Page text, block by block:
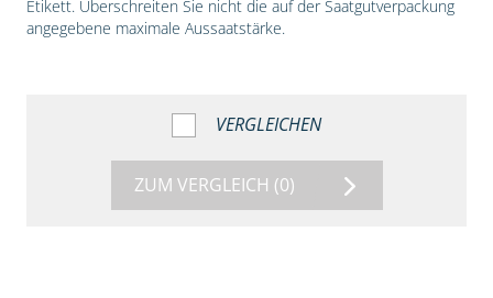
Etikett. Überschreiten Sie nicht die auf der Saatgutverpackung
angegebene maximale Aussaatstärke.
VERGLEICHEN
ZUM VERGLEICH (0)